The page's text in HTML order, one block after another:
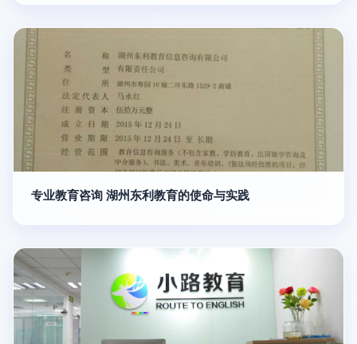
专业教育咨询 湖州东利教育的使命与实践